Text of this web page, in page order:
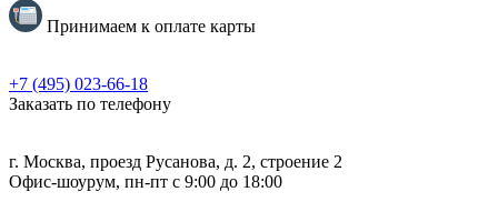
Принимаем к оплате карты
+7 (495) 023-66-18
Заказать по телефону
г. Москва, проезд Русанова, д. 2, строение 2
Офис-шоурум, пн-пт с 9:00 до 18:00